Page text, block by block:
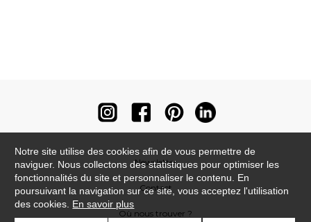
Newsletter
Contact
Où nous trouver ?
Notre site utilise des cookies afin de vous permettre de
naviguer. Nous collectons des statistiques pour optimiser les
fonctionnalités du site et personnaliser le contenu. En
poursuivant la navigation sur ce site, vous acceptez l'utilisation
des cookies. En savoir plus